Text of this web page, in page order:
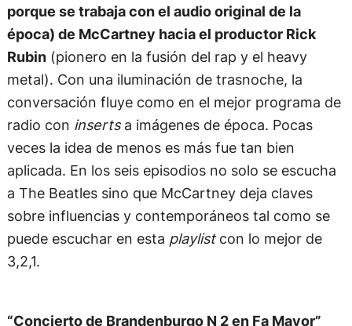
porque se trabaja con el audio original de la
época) de McCartney hacia el productor Rick
Rubin(pionero en la fusión del rap y el heavy
metal). Con una iluminación de trasnoche, la
conversación fluye como en el mejor programa de
radio con insertsa imágenes de época. Pocas
veces la idea de menos es más fue tan bien
aplicada. En los seis episodios no solo se escucha
a The Beatles sino que McCartney deja claves
sobre influencias y contemporáneos tal como se
puede escuchar en esta playlistcon lo mejor de
3,2,1.
“Concierto de Brandenburgo N 2 en Fa Mayor”